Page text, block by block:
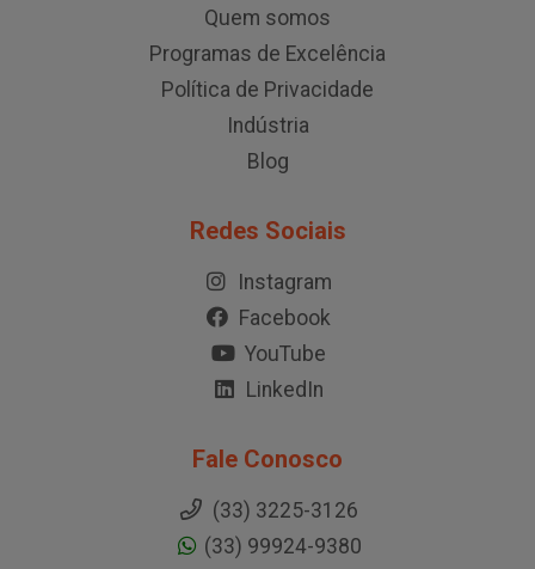
Quem somos
Programas de Excelência
Política de Privacidade
Indústria
Blog
Redes Sociais
Instagram
Facebook
YouTube
LinkedIn
Fale Conosco
(33) 3225-3126
(33) 99924-9380